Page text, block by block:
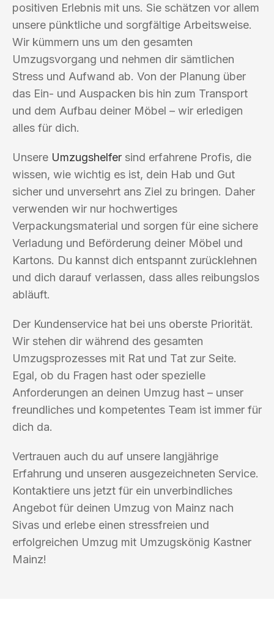
positiven Erlebnis mit uns. Sie schätzen vor allem
unsere pünktliche und sorgfältige Arbeitsweise.
Wir kümmern uns um den gesamten
Umzugsvorgang und nehmen dir sämtlichen
Stress und Aufwand ab. Von der Planung über
das Ein- und Auspacken bis hin zum Transport
und dem Aufbau deiner Möbel – wir erledigen
alles für dich.
Unsere Umzugshelfer sind erfahrene Profis, die
wissen, wie wichtig es ist, dein Hab und Gut
sicher und unversehrt ans Ziel zu bringen. Daher
verwenden wir nur hochwertiges
Verpackungsmaterial und sorgen für eine sichere
Verladung und Beförderung deiner Möbel und
Kartons. Du kannst dich entspannt zurücklehnen
und dich darauf verlassen, dass alles reibungslos
abläuft.
Der Kundenservice hat bei uns oberste Priorität.
Wir stehen dir während des gesamten
Umzugsprozesses mit Rat und Tat zur Seite.
Egal, ob du Fragen hast oder spezielle
Anforderungen an deinen Umzug hast – unser
freundliches und kompetentes Team ist immer für
dich da.
Vertrauen auch du auf unsere langjährige
Erfahrung und unseren ausgezeichneten Service.
Kontaktiere uns jetzt für ein unverbindliches
Angebot für deinen Umzug von Mainz nach
Sivas und erlebe einen stressfreien und
erfolgreichen Umzug mit Umzugskönig Kastner
Mainz!